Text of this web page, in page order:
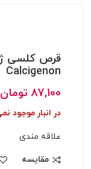
Calcigenon
87,100 تومان
در انبار موجود
علاقه مندی
مقایسه